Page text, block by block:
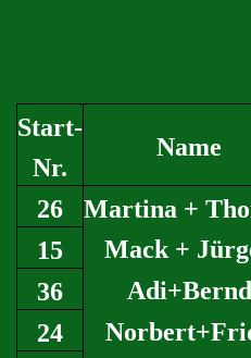
Start-
Nr.
Name
26 Martina +
15
Mack +
36
Adi+Bernd
24